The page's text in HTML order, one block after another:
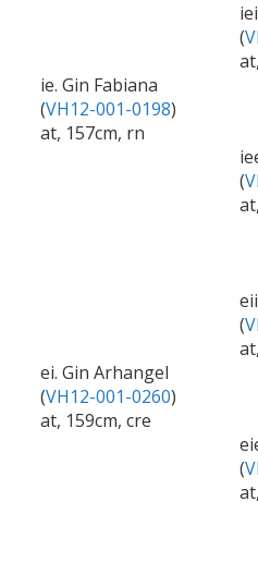
ie. Gin Fabiana
(VH12-001-0198)
at, 157cm, rn
(
(
ei. Gin Arhangel
(VH12-001-0260)
at, 159cm, cre
(
(